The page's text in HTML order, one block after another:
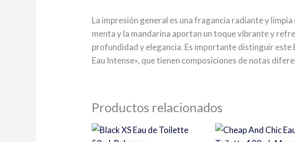
La impresión general es una fragancia radiante y
menta y la mandarina aportan un toque vibrante y
profundidad y elegancia. Es importante distinguir este
Eau Intense», que tienen composiciones de notas
Productos relacionados